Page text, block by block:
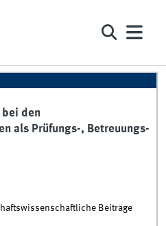
den
als Prüfungs-, Betreuungs-
Beiträge